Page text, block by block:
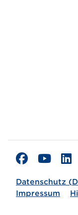
Datenschutz
Impressum